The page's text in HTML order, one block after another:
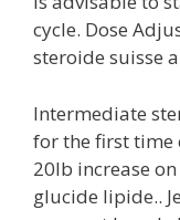
cycle. Dose
steroide suisse
Intermediate
for the first time
20lb increase
glucide lipide..